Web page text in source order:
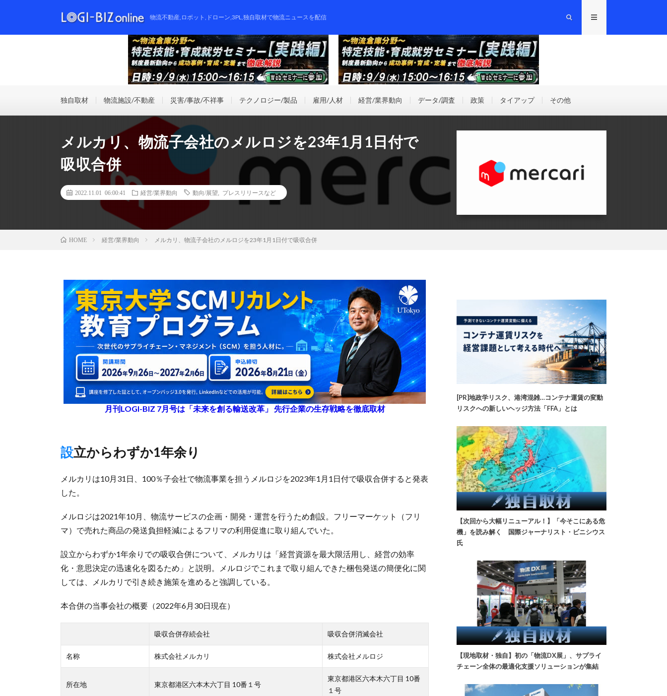
物流不動産,ロボット,ドローン,3PL,独自取材で物流ニュースを配信
独自取材 物流施設/不動産 災害/事故/不祥事 テクノロジー/製品 雇用/人材 経営/業界動向 データ/調査 政策 タイアップ その他
メルカリ、物流子会社のメルロジを23年1月1日付で
吸収合併
2022.11.01 06:00:41 経営/業界動向 動向/展望 プレスリリースなど
HOME 経営/業界動向 メルカリ、物流子会社のメルロジを23年1月1日付で吸収合併
月刊LOGI-BIZ 7月号は「未来を創る輸送改革」 先行企業の生存戦略を徹底取材
設立からわずか1年余り
メルカリは10月31日、100％子会社で物流事業を担うメルロジを2023年1月1日付で吸収合併すると発表
した。
メルロジは2021年10月、物流サービスの企画・開発・運営を行うため創設。フリーマーケット（フリ
マ）で売れた商品の発送負担軽減によるフリマの利用促進に取り組んでいた。
設立からわずか1年余りでの吸収合併について、メルカリは「経営資源を最大限活用し、経営の効率
化・意思決定の迅速化を図るため」と説明。メルロジでこれまで取り組んできた梱包発送の簡便化に関
しては、メルカリで引き続き施策を進めると強調している。
本合併の当事会社の概要（2022年6月30日現在）
吸収合併存続会社 吸収合併消滅会社
名称 株式会社メルカリ 株式会社メルロジ
所在地 東京都港区六本木六丁目 10番１号
東京都港区六本木六丁目 10番
１号
[PR]地政学リスク、港湾混雑…コンテナ運賃の変動
リスクへの新しいヘッジ方法「FFA」とは
【次回から大幅リニューアル！】「今そこにある危
機」を読み解く 国際ジャーナリスト・ビニシウス
氏
【現地取材・独自】初の「物流DX展」、サプライ
チェーン全体の最適化支援ソリューションが集結